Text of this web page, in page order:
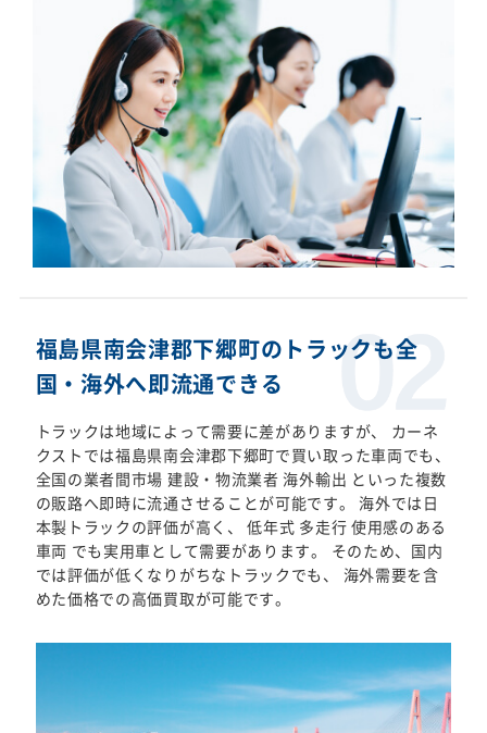
福島県南会津郡下郷町のトラックも全
国・海外へ即流通できる
トラックは地域によって需要に差がありますが、 カーネ
クストでは福島県南会津郡下郷町で買い取った車両でも、
全国の業者間市場 建設・物流業者 海外輸出 といった複数
の販路へ即時に流通させることが可能です。 海外では日
本製トラックの評価が高く、 低年式 多走行 使用感のある
車両 でも実用車として需要があります。 そのため、国内
では評価が低くなりがちなトラックでも、 海外需要を含
めた価格での高価買取が可能です。